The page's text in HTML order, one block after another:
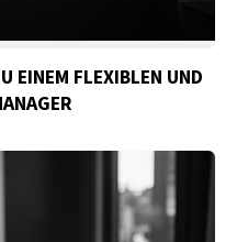
EINEM FLEXIBLEN UND